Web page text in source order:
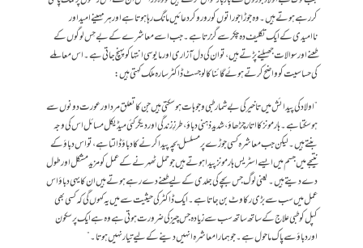
کر رہے ہوتے ہیں ۔ وہ جوڑا جو راتوں کو رو رو کر دعائیں مانگ رہا ہوتا ہے اور ہر مہینے امید اور
ناامیدی کے ایک تکلیف دہ چکر سے گزرتا ہے۔جب اسے معاشرے کے بے حِس لوگوں کے
طعنے اور سوالات جھیلنے پڑتے ہیں، تو ان کی دل آزاری اور مایوسی انتہا کو پہنچ جاتی ہے۔ ​ اس معاملے
کی حساسیت کو واضح کرتے ہوئے گائناکالوجسٹ ڈاکٹر سارہ ملک کہتی ہیں:
​”اولاد کی پیدائش میں تاخیر کی بے شمار طبی وجوہات ہو سکتی ہیں جن کا تعلق مرد اور عورت دونوں سے
ہو سکتا ہے۔ ہارمونز کا اتار چڑھاؤ، شدید ذہنی دباؤ، طرزِ زندگی اور دیگر کئی میڈیکل مسائل اس کی وجہ
بنتے ہیں۔ لیکن جب معاشرہ کسی جوڑے پر مسلسل بچہ پیدا کرنے کا دباؤ ڈالتا ہے، تو اس دباؤ کے
نتیجے میں جسم میں ایسے اسٹریس ہارمونز پیدا ہوتے ہیں جو حمل ٹھہرنے کے عمل کو مزید مشکل اور طول
دے دیتے ہیں۔ یعنی لوگ جس بچے کی جلدی کے لیے طعنے دے رہے ہوتے ہیں ان کا یہی دباؤ اس
عمل میں سب سے بڑی رکاوٹ بن جاتا ہے۔ ایک ڈاکٹر کی حیثیت سے میں یہ کہوں گی کہ کسی بھی
کپل کو طبی علاج کے ساتھ ساتھ سب سے زیادہ جس چیز کی ضرورت ہوتی ہے وہ ہے ایک پرسکون
اور دباؤ سے پاک ماحول ہے۔جو ہمارا معاشرہ انہیں دینے کے لیے تیار نہیں ہوتا۔”